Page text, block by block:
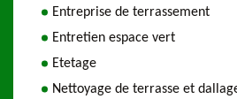
Entreprise de terrassement
Entretien espace vert
Etetage
Nettoyage de terrasse et